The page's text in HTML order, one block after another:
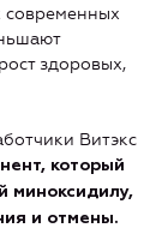
современных
здоровых,
Витэкс
который
миноксидилу,
и отмены.